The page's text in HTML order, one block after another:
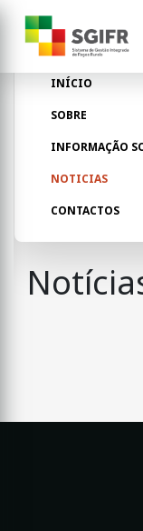
INÍCIO
SOBRE
INFORMAÇÃO
NOTICIAS
CONTACTOS